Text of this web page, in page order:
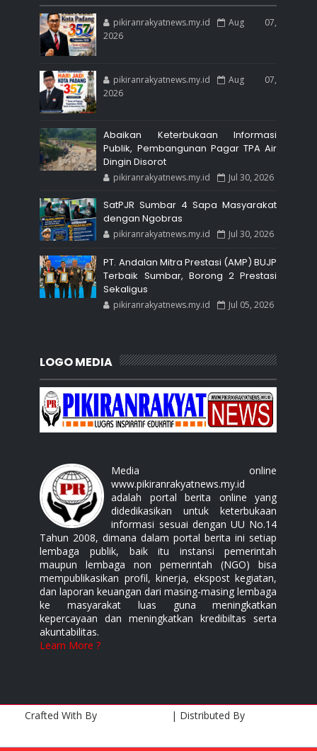
pikiranrakyatnews.my.id
Aug 07,
2026
pikiranrakyatnews.my.id
Aug 07,
2026
Abaikan Keterbukaan Informasi
Publik, Pembangunan Pagar TPA Air
Dingin Disorot
pikiranrakyatnews.my.id Jul 30, 2026
SatPJR Sumbar 4 Sapa Masyarakat
dengan Ngobras
pikiranrakyatnews.my.id Jul 30, 2026
PT. Andalan Mitra Prestasi (AMP) BUJP
Terbaik Sumbar, Borong 2 Prestasi
Sekaligus
pikiranrakyatnews.my.id Jul 05, 2026
LOGO MEDIA
Media online
www.pikiranrakyatnews.my.id
adalah portal berita online yang
didedikasikan untuk keterbukaan
informasi sesuai dengan UU No.14
Tahun 2008, dimana dalam portal berita ini setiap
lembaga publik, baik itu instansi pemerintah
maupun lembaga non pemerintah (NGO) bisa
mempublikasikan profil, kinerja, ekspost kegiatan,
dan laporan keuangan dari masing-masing lembaga
ke masyarakat luas guna meningkatkan
kepercayaan dan meningkatkan kredibiltas serta
akuntabilitas.
Learn More ?
Crafted With By | Distributed By